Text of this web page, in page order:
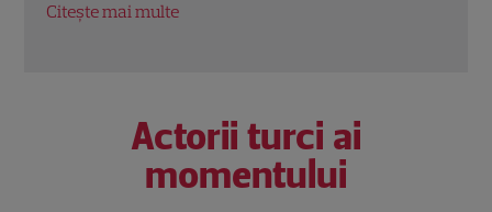
Citește mai multe
Actorii turci ai
momentului